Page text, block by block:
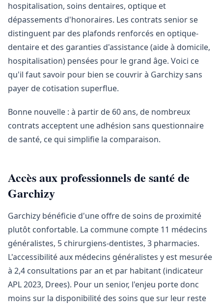
hospitalisation, soins dentaires, optique et
dépassements d'honoraires. Les contrats senior se
distinguent par des plafonds renforcés en optique-
dentaire et des garanties d'assistance (aide à domicile,
hospitalisation) pensées pour le grand âge. Voici ce
qu'il faut savoir pour bien se couvrir à Garchizy sans
payer de cotisation superflue.
Bonne nouvelle : à partir de 60 ans, de nombreux
contrats acceptent une adhésion sans questionnaire
de santé, ce qui simplifie la comparaison.
Accès aux professionnels de santé de
Garchizy
Garchizy bénéficie d'une offre de soins de proximité
plutôt confortable. La commune compte 11 médecins
généralistes, 5 chirurgiens-dentistes, 3 pharmacies.
L'accessibilité aux médecins généralistes y est mesurée
à 2,4 consultations par an et par habitant (indicateur
APL 2023, Drees). Pour un senior, l'enjeu porte donc
moins sur la disponibilité des soins que sur leur reste